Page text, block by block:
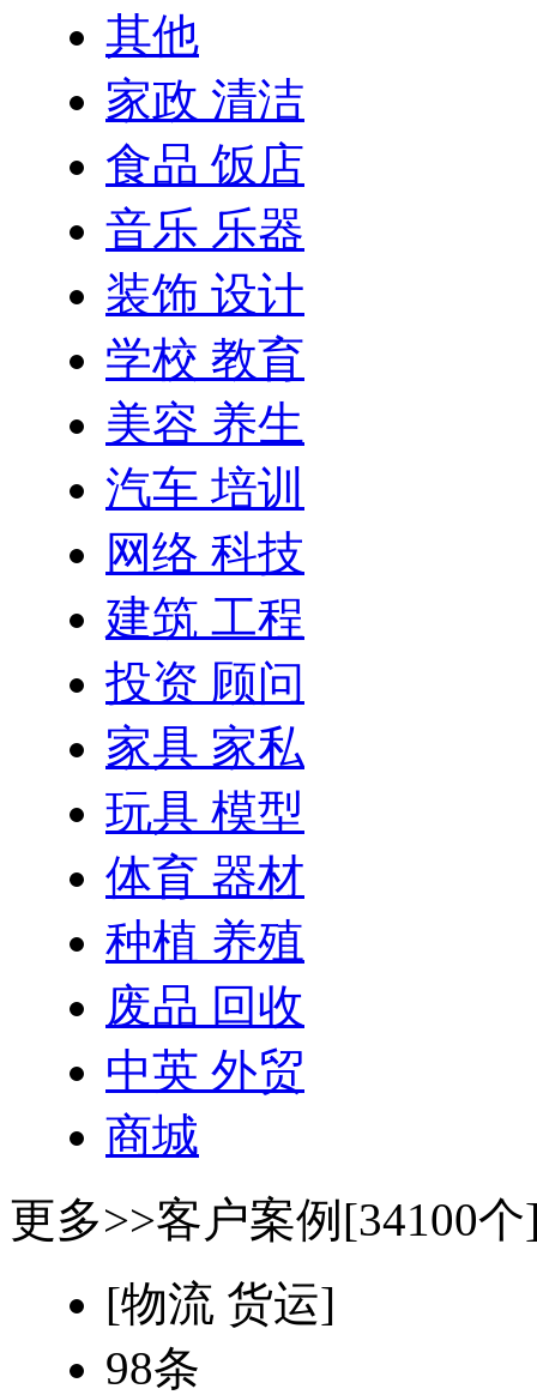
其他
家政 清洁
食品 饭店
音乐 乐器
装饰 设计
学校 教育
美容 养生
汽车 培训
网络 科技
建筑 工程
投资 顾问
家具 家私
玩具 模型
体育 器材
种植 养殖
废品 回收
中英 外贸
商城
更多>>客户案例[34100
[物流 货运]
98条